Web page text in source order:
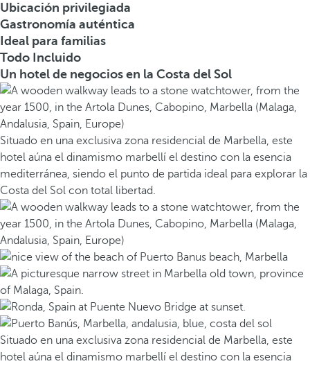
Ubicación privilegiada
Gastronomía auténtica
Ideal para familias
Todo Incluido
Un hotel de negocios en la Costa del Sol
Situado en una exclusiva zona residencial de Marbella, este
hotel aúna el dinamismo marbellí el destino con la esencia
mediterránea, siendo el punto de partida ideal para explorar la
Costa del Sol con total libertad.
Situado en una exclusiva zona residencial de Marbella, este
hotel aúna el dinamismo marbellí el destino con la esencia